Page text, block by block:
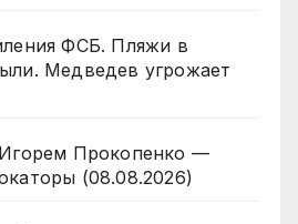
ФСБ. Пляжи в
Медведев угрожает
Прокопенко —
(08.08.2026)